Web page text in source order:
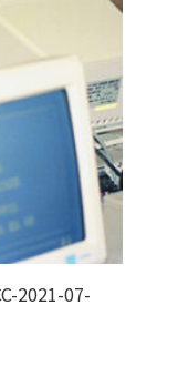
2021-07-